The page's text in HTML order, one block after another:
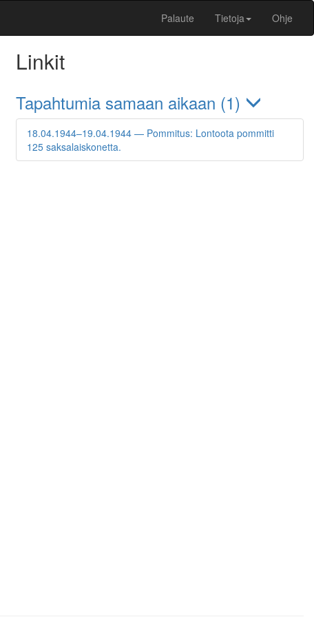
Palaute Tietoja Ohje
Linkit
Tapahtumia samaan aikaan (1)
18.04.1944–19.04.1944 — Pommitus: Lontoota pommitti
125 saksalaiskonetta.